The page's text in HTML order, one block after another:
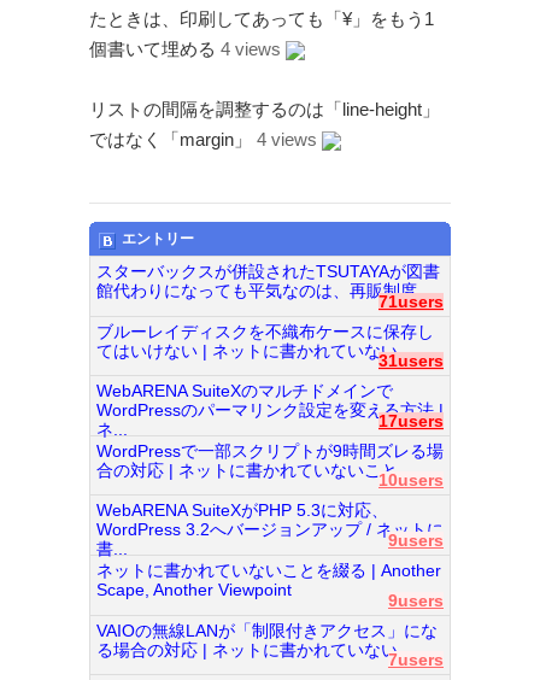
たときは、印刷してあっても「¥」をもう1
個書いて埋める 4 views
リストの間隔を調整するのは「line-height」
ではなく「margin」
4 views
エントリー
スターバックスが併設されたTSUTAYAが図書
館代わりになっても平気なのは、再販制度...
71users
ブルーレイディスクを不織布ケースに保存し
てはいけない | ネットに書かれていない...
31users
WebARENA SuiteXのマルチドメインで
WordPressのパーマリンク設定を変える方法 |
ネ...
17users
WordPressで一部スクリプトが9時間ズレる場
合の対応 | ネットに書かれていないこと...
10users
WebARENA SuiteXがPHP 5.3に対応、
WordPress 3.2へバージョンアップ / ネットに
書...
9users
ネットに書かれていないことを綴る | Another
Scape, Another Viewpoint
9users
VAIOの無線LANが「制限付きアクセス」にな
る場合の対応 | ネットに書かれていない...
7users